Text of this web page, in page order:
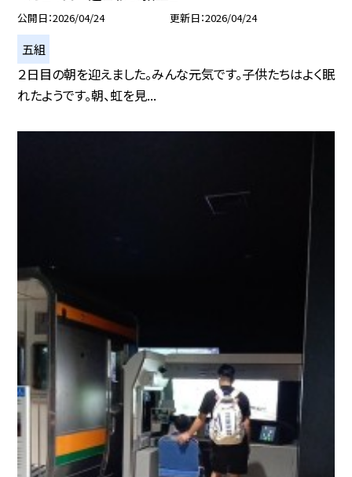
公開日 2026/04/24 更新日 2026/04/24
五組
２日目の朝を迎えました。みんな元気です。子供たちはよく眠
れたようです。朝、虹を見...